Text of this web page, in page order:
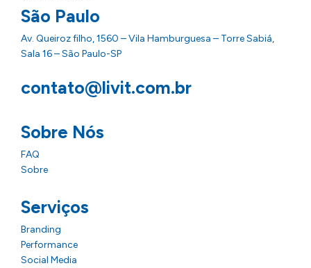
São Paulo
Av. Queiroz filho, 1560 – Vila Hamburguesa – Torre Sabiá,
Sala 16 – São Paulo-SP
contato@livit.com.br
Sobre Nós
FAQ
Sobre
Serviços
Branding
Performance
Social Media